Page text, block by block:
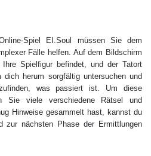
Spiel EI.Soul müssen Sie dem
Fälle helfen. Auf dem Bildschirm
Spielfigur befindet, und der Tatort
herum sorgfältig untersuchen und
was passiert ist. Um diese
Sie viele verschiedene Rätsel und
Hinweise gesammelt hast, kannst du
nächsten Phase der Ermittlungen